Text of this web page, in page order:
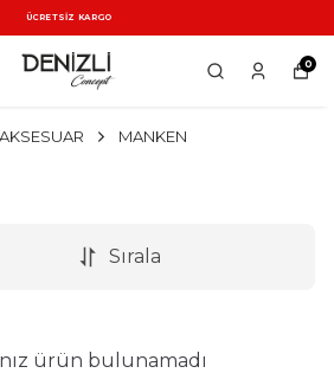
ÜCRETSİZ KARGO
0
AKSESUAR MANKEN
Sırala
ürün bulunamadı